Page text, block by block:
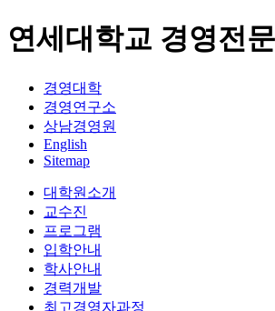
연세대학교 경영전
경영대학
경영연구소
상남경영원
English
Sitemap
대학원소개
교수진
프로그램
입학안내
학사안내
경력개발
최고경영자과정